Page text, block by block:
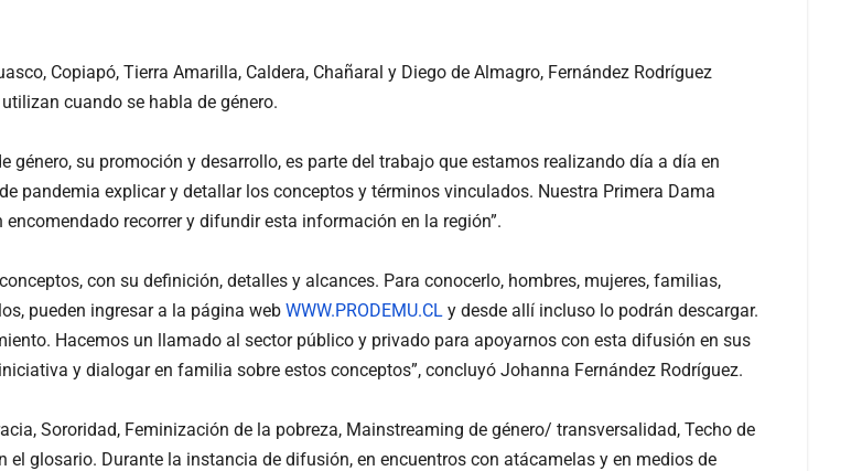
Copiapó, Tierra Amarilla, Caldera, Chañaral y Diego de Almagro, Fernández Rodríguez
cuando se habla de género.
género, su promoción y desarrollo, es parte del trabajo que estamos realizando día a día en
pandemia explicar y detallar los conceptos y términos vinculados. Nuestra Primera Dama
recorrer y difundir esta información en la región”.
con su definición, detalles y alcances. Para conocerlo, hombres, mujeres, familias,
pueden ingresar a la página web WWW.PRODEMU.CL y desde allí incluso lo podrán descargar.
Hacemos un llamado al sector público y privado para apoyarnos con esta difusión en sus
y dialogar en familia sobre estos conceptos”, concluyó Johanna Fernández Rodríguez.
Sororidad, Feminización de la pobreza, Mainstreaming de género/ transversalidad, Techo de
glosario. Durante la instancia de difusión, en encuentros con atácamelas y en medios de